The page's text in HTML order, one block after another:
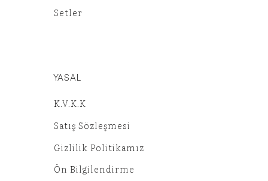
Setler
YASAL
K.V.K.K
Satış Sözleşmesi
Gizlilik Politikamız
Ön Bilgilendirme